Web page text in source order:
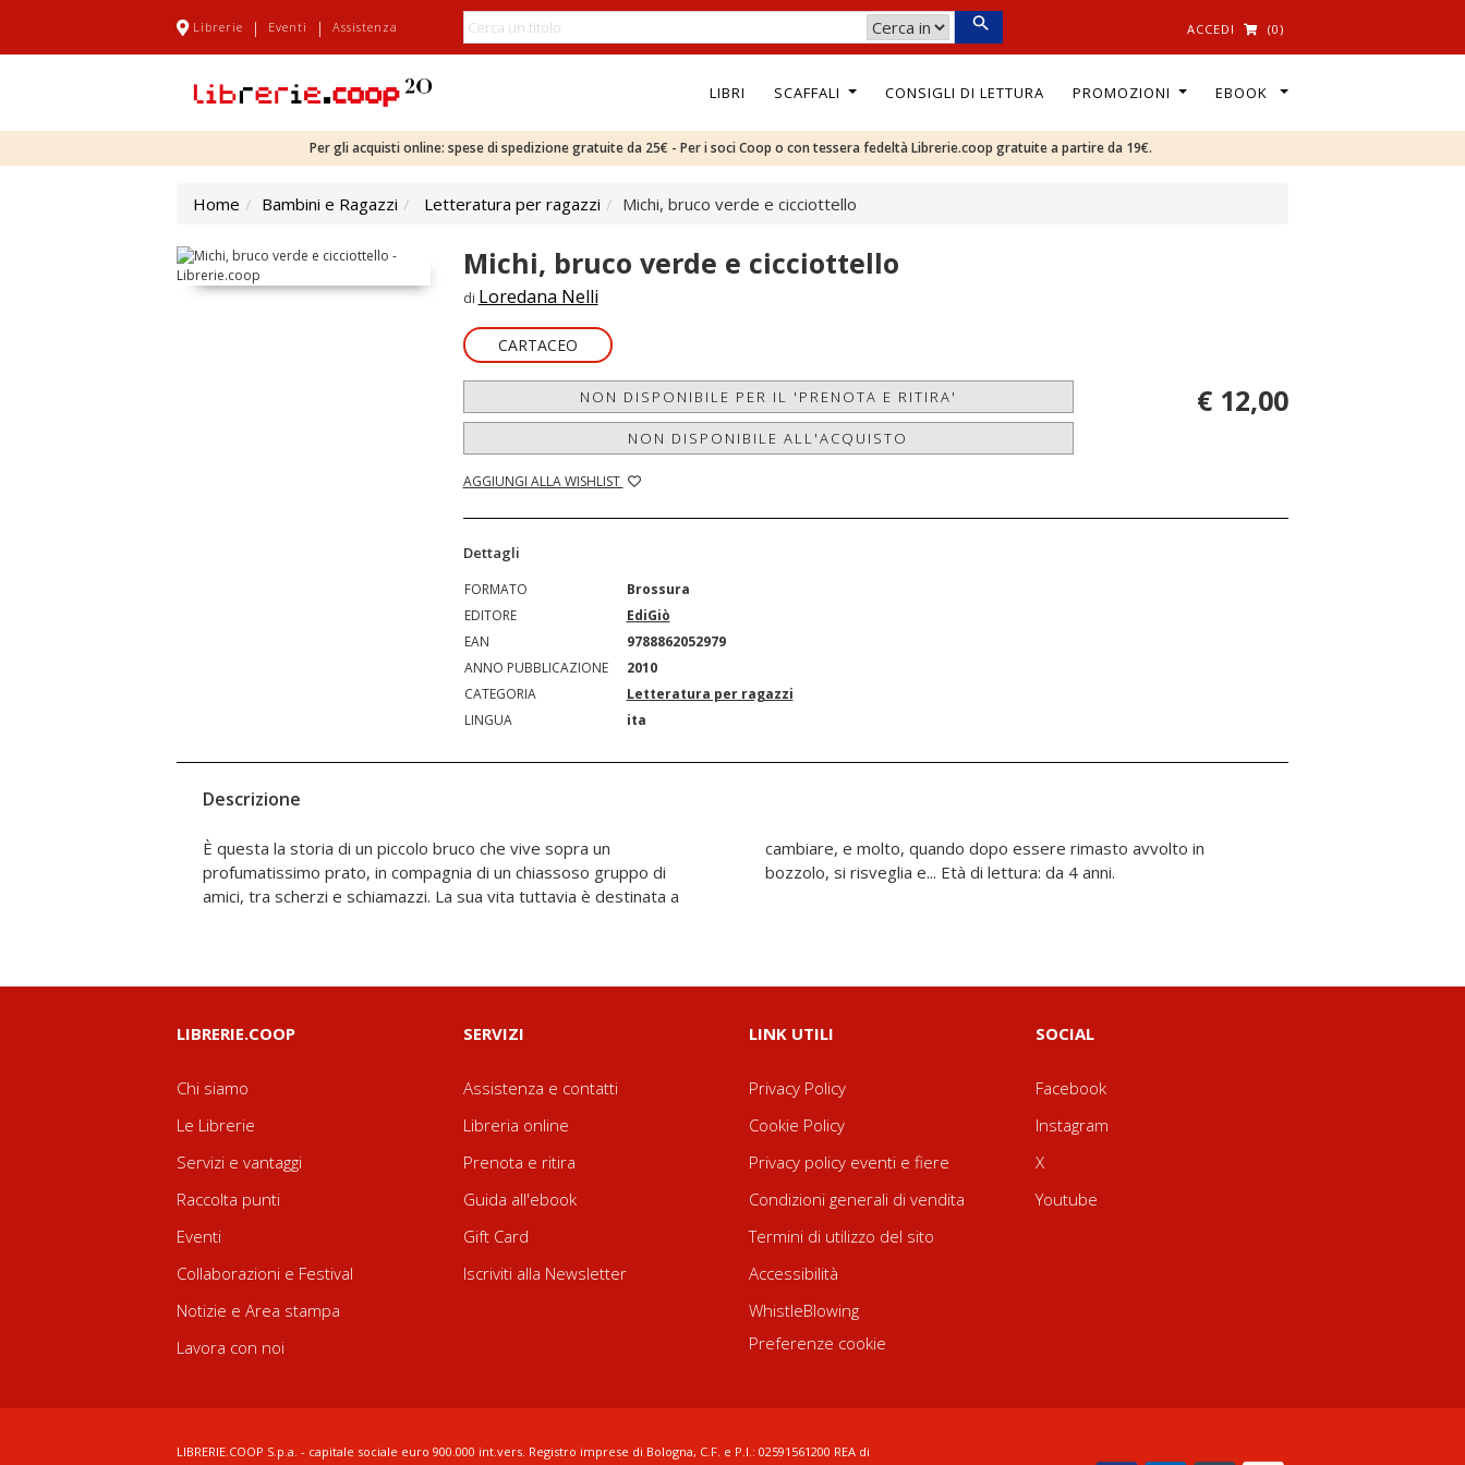
Librerie | Eventi | Assistenza ACCEDI (0)
LIBRI SCAFFALI CONSIGLI DI LETTURA PROMOZIONI EBOOK
Per gli acquisti online: spese di spedizione gratuite da 25€ - Per i soci Coop o con tessera fedeltà Librerie.coop gratuite a partire da 19€.
Home Bambini e Ragazzi Letteratura per ragazzi Michi, bruco verde e cicciottello
Michi, bruco verde e cicciottello
di Loredana Nelli
CARTACEO
NON DISPONIBILE PER IL 'PRENOTA E RITIRA'
NON DISPONIBILE ALL'ACQUISTO
AGGIUNGI ALLA WISHLIST
€ 12,00
Dettagli
FORMATO
Brossura
EDITORE
EdiGiò
EAN
9788862052979
ANNO PUBBLICAZIONE
2010
CATEGORIA
Letteratura per ragazzi
LINGUA
ita
Descrizione
È questa la storia di un piccolo bruco che vive sopra un
profumatissimo prato, in compagnia di un chiassoso gruppo di
amici, tra scherzi e schiamazzi. La sua vita tuttavia è destinata a
cambiare, e molto, quando dopo essere rimasto avvolto in
bozzolo, si risveglia e... Età di lettura: da 4 anni.
LIBRERIE.COOP
Chi siamo
Le Librerie
Servizi e vantaggi
Raccolta punti
Eventi
Collaborazioni e Festival
Notizie e Area stampa
Lavora con noi
SERVIZI
Assistenza e contatti
Libreria online
Prenota e ritira
Guida all'ebook
Gift Card
Iscriviti alla Newsletter
LINK UTILI
Privacy Policy
Cookie Policy
Privacy policy eventi e fiere
Condizioni generali di vendita
Termini di utilizzo del sito
Accessibilità
WhistleBlowing
Preferenze cookie
SOCIAL
Facebook
Instagram
X
Youtube
LIBRERIE.COOP S.p.a. - capitale sociale euro 900.000 int.vers. Registro imprese di Bologna, C.F. e P.I.: 02591561200 REA di